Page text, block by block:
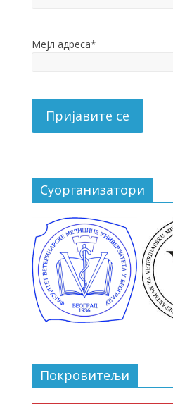
Мејл адреса*
Суорганизатори
Покровитељи